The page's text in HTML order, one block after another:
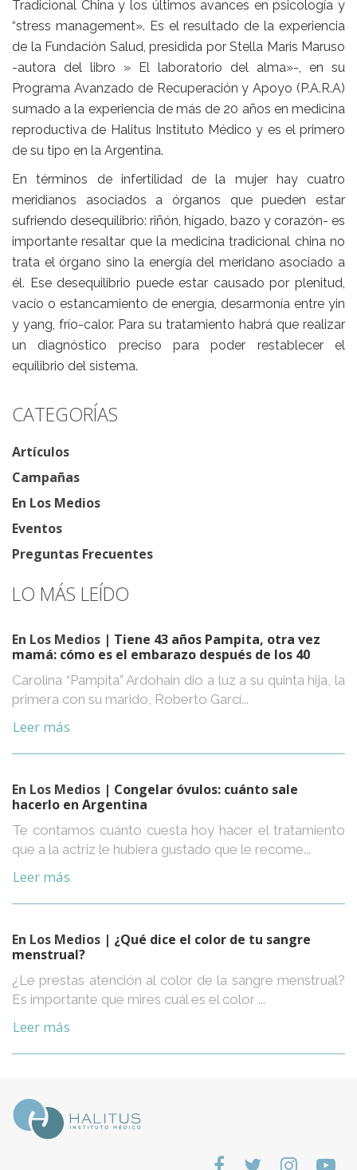
Tradicional China y los últimos avances en psicología y
“stress management». Es el resultado de la experiencia
de la Fundación Salud, presidida por Stella Maris Maruso
-autora del libro » El laboratorio del alma»-, en su
Programa Avanzado de Recuperación y Apoyo (P.A.R.A)
sumado a la experiencia de más de 20 años en medicina
reproductiva de Halitus Instituto Médico y es el primero
de su tipo en la Argentina.
En términos de infertilidad de la mujer hay cuatro
meridianos asociados a órganos que pueden estar
sufriendo desequilibrio: riñón, hígado, bazo y corazón- es
importante resaltar que la medicina tradicional china no
trata el órgano sino la energía del meridano asociado a
él. Ese desequilibrio puede estar causado por plenitud,
vacío o estancamiento de energía, desarmonía entre yin
y yang, frío-calor. Para su tratamiento habrá que realizar
un diagnóstico preciso para poder restablecer el
equilibrio del sistema.
CATEGORÍAS
Artículos
Campañas
En Los Medios
Eventos
Preguntas Frecuentes
LO MÁS LEÍDO
En Los Medios | Tiene 43 años Pampita, otra vez
mamá: cómo es el embarazo después de los 40
Carolina “Pampita” Ardohain dio a luz a su quinta hija, la
primera con su marido, Roberto Garcí...
Leer más
En Los Medios | Congelar óvulos: cuánto sale
hacerlo en Argentina
Te contamos cuánto cuesta hoy hacer el tratamiento
que a la actriz le hubiera gustado que le recome...
Leer más
En Los Medios | ¿Qué dice el color de tu sangre
menstrual?
¿Le prestas atención al color de la sangre menstrual?
Es importante que mires cuál es el color ...
Leer más